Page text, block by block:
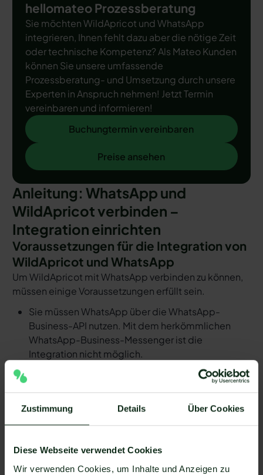
Zustimmung Details Über Cookies
Diese Webseite verwendet Cookies
Wir verwenden Cookies, um Inhalte und Anzeigen zu
hellomateo Prozessberatung
Sie möchten WildApricot und WhatsApp
integrieren, Ihnen fehlt dazu aber die nötige Zeit
oder technische Kompetenz? Als Mateo Kunden
können Sie unsere umfassende
Prozessberatung- und Umsetzung durch unsere
Experten in Anspruch nehmen! Jetzt Termin
vereinbaren und informieren!
Buchungtermin vereinbaren
Buchungtermin vereinbaren
Preise ansehen
Preise ansehen
Anleitung: WhatsApp und
WildApricot verbinden –
Integration einrichten
Voraussetzungen für die Integration von
WildApricot und WhatsApp
Um WildApricot mit WhatsApp verbinden zu können,
müssen einige Voraussetzungen erfüllt sein.
Sie müssen WhatsApp über die WhatsApp-
Business-API nutzen. Mit dem herkömmlichen
WhatsApp-Business-Messenger ist die
Integration nicht möglich.
Ihr WhatsApp Business API Anbieter muss die
nötige Software bereitstellen, um die Integration
WhatsApp API sind in der Lage, eine Integration
von WildApricot und WhatsApp zu ermöglichen.
Integration über 6.000 Apps zur Verfügung, die
Sie mit WhatsApp verbinden können. Darunter ist